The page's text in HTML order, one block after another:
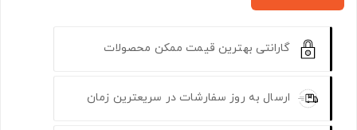
گارانتی بهترین قیمت ممکن محصولات
ارسال به روز سفارشات در سریعترین زمان